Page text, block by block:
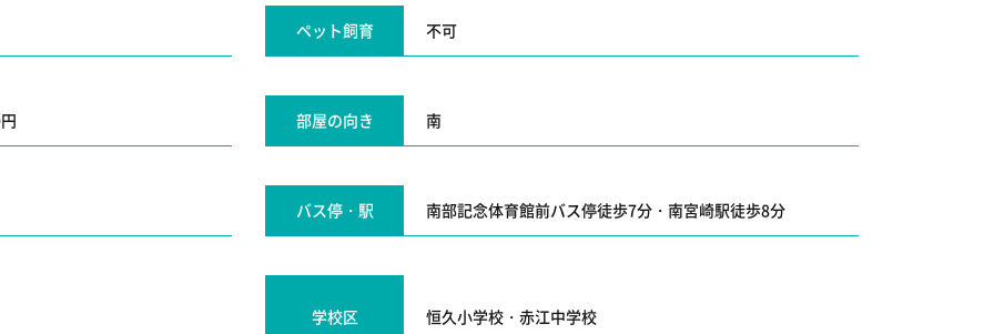
ペット飼育 不可
部屋の向き 南
バス停・駅 南部記念体育館前バス停徒歩7分・南宮崎駅徒歩8分
学校区
恒久小学校 ・ 赤江中学校